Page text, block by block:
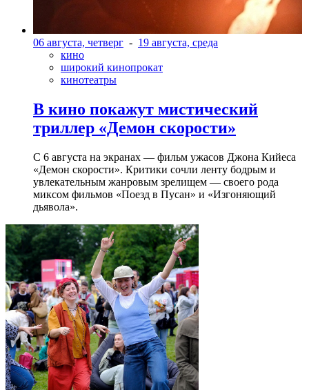
06 августа, четверг - 19 августа, среда
кино
широкий кинопрокат
кинотеатры
В кино покажут мистический
триллер «Демон скорости»
С 6 августа на экранах — фильм ужасов Джона Кийеса
«Демон скорости». Критики сочли ленту бодрым и
увлекательным жанровым зрелищeм — своего рода
миксом фильмов «Поезд в Пусан» и «Изгоняющий
дьявола».